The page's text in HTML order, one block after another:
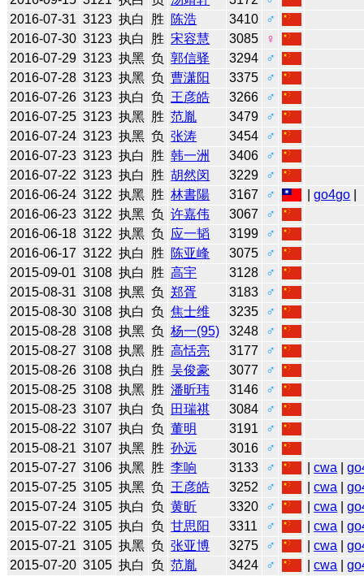
2016-07-31 3123 执白 胜 陈浩 3410
♂
2016-07-30 3123 执白 胜 宋容慧 3085
♀
2016-07-29 3123 执黑 负 郭信驿 3294
♂
2016-07-28 3123 执黑 负 曹潇阳 3375
♂
2016-07-26 3123 执白 负 王彦皓 3266
♂
2016-07-25 3123 执黑 胜 范胤 3479
♂
2016-07-24 3123 执黑 负 张涛 3454
♂
2016-07-23 3123 执白 胜 韩一洲 3406
♂
2016-07-22 3123 执白 胜 胡然闵 3229
♂
2016-06-24 3122 执黑 胜 林書陽 3167 ♂ |go4go
2016-06-23 3122 执黑 负 许嘉伟 3067
♂
2016-06-18 3122 执黑 负 应一韬 3199
♂
2016-06-17 3122 执白 胜 陈亚峰 3075
♂
2015-09-01 3108 执白 胜 高宇 3128
♂
2015-08-31 3108 执黑 负 郑胥 3183
♂
2015-08-30 3108 执白 负 焦士维 3235
♂
2015-08-28 3108 执黑 负 杨一(95) 3248
♂
2015-08-27 3108 执黑 胜 高恬亮 3177
♂
2015-08-26 3108 执白 胜 吴俊豪 3077
♂
2015-08-25 3108 执黑 胜 潘昕玮 3146
♂
2015-08-23 3107 执白 负 田瑞祺 3084
♂
2015-08-22 3107 执白 负 董明 3191
♂
2015-08-21 3107 执黑 胜 孙远 3016
♂
2015-07-27 3106 执黑 胜 李响 3133 ♂ |cwa |
2015-07-25 3105 执黑 负 王彦皓 3252 ♂ |cwa |
2015-07-24 3105 执白 负 黄昕 3320 ♂ |cwa |
2015-07-22 3105 执白 负 甘思阳 3311 ♂ |cwa |
2015-07-21 3105 执黑 负 张亚博 3275 ♂ |cwa |
2015-07-20 3105 执白 负 范胤 3424 ♂ |cwa |